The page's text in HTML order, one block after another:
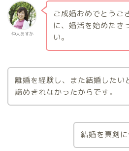
仲人あすか
ご成婚おめでとうご
に、婚活を始めたき
い。
離婚を経験し、また結婚したい
諦めきれなかったからです。
結婚を真剣